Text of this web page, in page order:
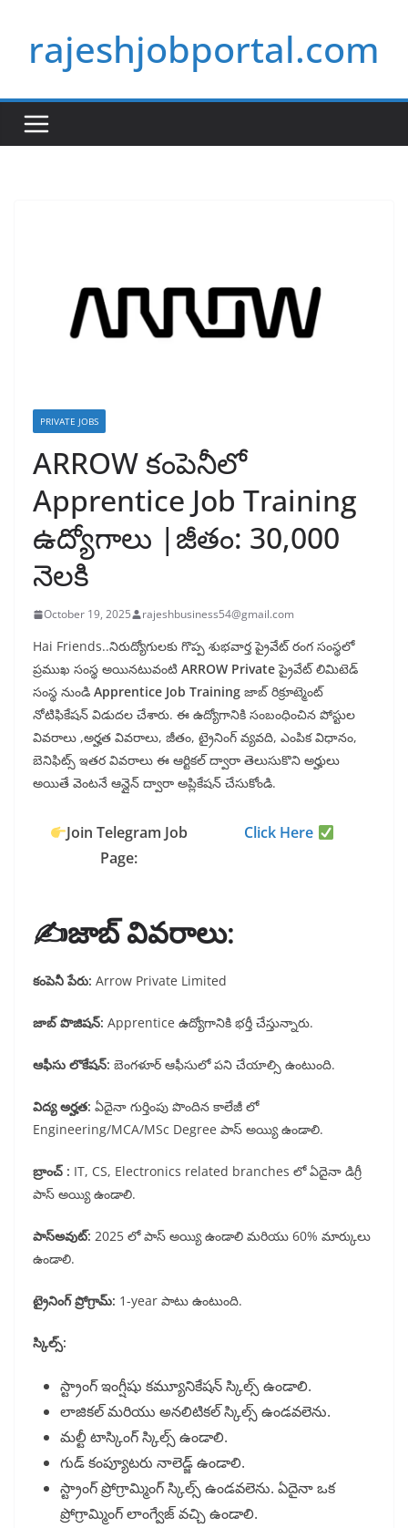
contentrajeshjobportal.com
PRIVATE JOBS
ARROW కంపెనీలో
Apprentice Job Training
ఉద్యోగాలు |జీతం: 30,000
నెలకి
October 19, 2025 rajeshbusiness54@gmail.com
Hai Friends..నిరుద్యోగులకు గొప్ప శుభవార్త ప్రైవేట్ రంగ సంస్థలో
ప్రముఖ సంస్థ అయినటువంటి ARROW Privateప్రైవేట్ లిమిటెడ్
సంస్థ నుండి Apprentice Job Training జాబ్ రిక్రూట్మెంట్
నోటిఫికేషన్ విడుదల చేశారు. ఈ ఉద్యోగానికి సంబంధించిన పోస్టుల
వివరాలు ,అర్హత వివరాలు, జీతం, ట్రైనింగ్ వ్యవది, ఎంపిక విధానం,
బెనిఫిట్స్ ఇతర వివరాలు ఈ ఆర్టికల్ ద్వారా తెలుసుకొని అర్హులు
అయితే వెంటనే ఆన్లైన్ ద్వారా అప్లికేషన్ చేసుకోండి.
Join Telegram Job
Page:
Click Here
✍️జాబ్ వివరాలు:
కంపెనీ పేరు: Arrow Private Limited
జాబ్ పొజిషన్: Apprentice ఉద్యోగానికి భర్తీ చేస్తున్నారు.
ఆఫీసు లొకేషన్: బెంగళూర్ ఆఫీసులో పని చేయాల్సి ఉంటుంది.
విద్య అర్హత: ఏదైనా గుర్తింపు పొందిన కాలేజీ లో
Engineering/MCA/MSc Degree పాస్ అయ్యి ఉండాలి.
బ్రాంచ్ : IT, CS, Electronics related branches లో ఏదైనా డిగ్రీ
పాస్ అయ్యి ఉండాలి.
పాస్అవుట్: 2025 లో పాస్ అయ్యి ఉండాలి మరియు 60% మార్కులు
ఉండాలి.
ట్రైనింగ్ ప్రోగ్రామ్: 1-year పాటు ఉంటుంది.
స్కిల్స్:
స్ట్రాంగ్ ఇంగ్షీషు కమ్యూనికేషన్ స్కిల్స్ ఉండాలి.
లాజికల్ మరియు అనలిటికల్ స్కిల్స్ ఉండవలెను.
మల్టీ టాస్కింగ్ స్కిల్స్ ఉండాలి.
గుడ్ కంప్యూటరు నాలెడ్జ్ ఉండాలి.
స్ట్రాంగ్ ప్రోగ్రామ్మింగ్ స్కిల్స్ ఉండవలెను. ఏదైనా ఒక
ప్రోగ్రామ్మింగ్ లాంగ్వేజ్ వచ్చి ఉండాలి.